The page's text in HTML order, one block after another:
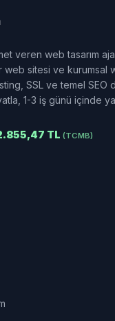
veren web tasarım
web sitesi ve kurumsal
SSL ve temel SEO
1-3 iş günü içinde
TL (TCMB)